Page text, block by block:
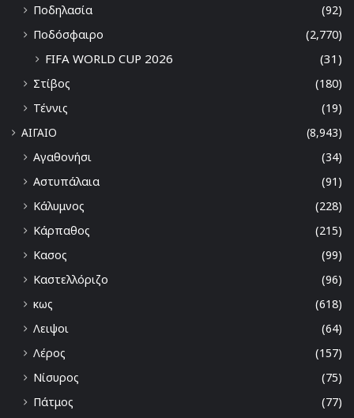
Ποδηλασία
(92)
Ποδόσφαιρο
(2,770)
FIFA WORLD CUP 2026 (31)
Στίβος
(180)
Τέννις
(19)
ΑΙΓΑΙΟ
(8,943)
Αγαθονήσι
(34)
Αστυπάλαια
(91)
Κάλυμνος
(228)
Κάρπαθος
(215)
Κασος
(99)
Καστελλόριζο
(96)
κως
(618)
Λειψοι
(64)
Λέρος
(157)
Νίσυρος
(75)
Πάτμος
(77)